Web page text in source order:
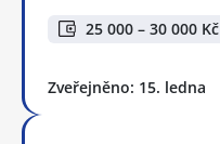
25 000 – 30 000 Kč
Zveřejněno: 15. ledna